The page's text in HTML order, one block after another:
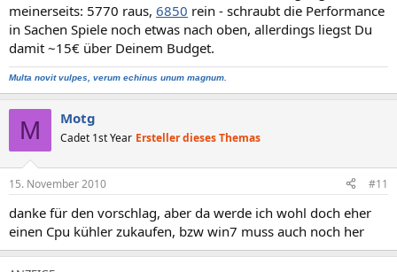
meinerseits: 5770 raus, 6850 rein - schraubt die Performance
in Sachen Spiele noch etwas nach oben, allerdings liegst Du
damit ~15€ über Deinem Budget.
Multa novit vulpes, verum echinus unum magnum.
M Motg
Cadet 1st Year Ersteller dieses Themas
15. November 2010 #11
danke für den vorschlag, aber da werde ich wohl doch eher
einen Cpu kühler zukaufen, bzw win7 muss auch noch her